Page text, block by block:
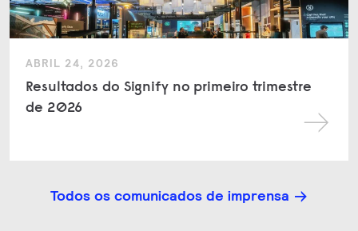
ABRIL 24, 2026
Resultados do Signify no primeiro trimestre
de 2026
Todos os comunicados de imprensa